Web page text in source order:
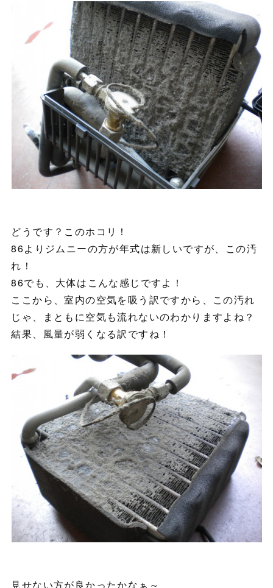
どうです？このホコリ！
86よりジムニーの方が年式は新しいですが、この汚
れ！
86でも、大体はこんな感じですよ！
ここから、室内の空気を吸う訳ですから、この汚れ
じゃ、まともに空気も流れないのわかりますよね？
結果、風量が弱くなる訳ですね！
見せない方が良かったかなぁ～